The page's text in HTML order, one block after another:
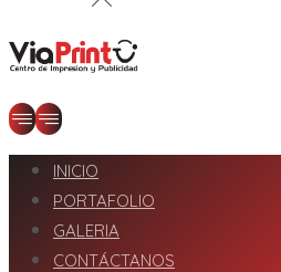
INICIO
PORTAFOLIO
GALERIA
CONTÁCTANOS